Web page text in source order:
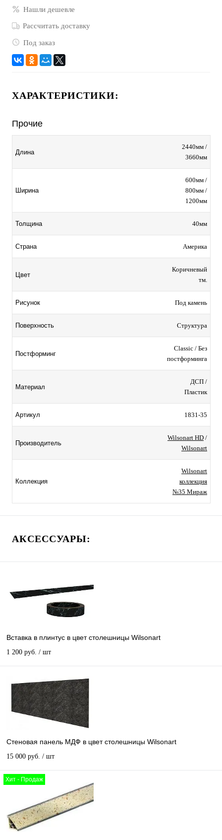
Нашли дешевле
Рассчитать доставку
Под заказ
ХАРАКТЕРИСТИКИ:
Прочие
Длина
2440мм /
3660мм
Ширина
600мм /
800мм /
1200мм
Толщина 40мм
Страна Америка
Цвет
Коричневый
тм.
Рисунок Под камень
Поверхность Структура
Постформинг
Classic / Без
постформинга
Материал
ДСП /
Пластик
Артикул 1831-35
Производитель
Wilsonart HD /
Wilsonart
Коллекция
Wilsonart
коллекция
№35 Мираж
АКСЕССУАРЫ:
Вставка в плинтус в цвет столешницы Wilsonart
1 200 руб. / шт
Стеновая панель МДФ в цвет столешницы Wilsonart
15 000 руб. / шт
Хит - Продаж